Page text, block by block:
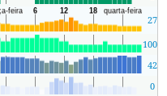
27
1006
42
0